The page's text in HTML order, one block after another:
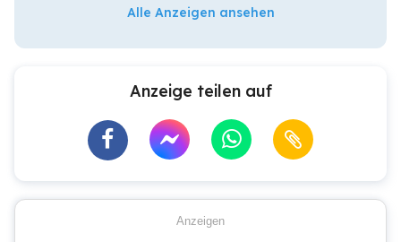
Alle Anzeigen ansehen
Anzeige teilen auf
Anzeigen